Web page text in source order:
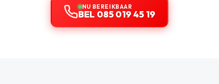
NU BEREIKBAAR
BEL 085 019 45 19